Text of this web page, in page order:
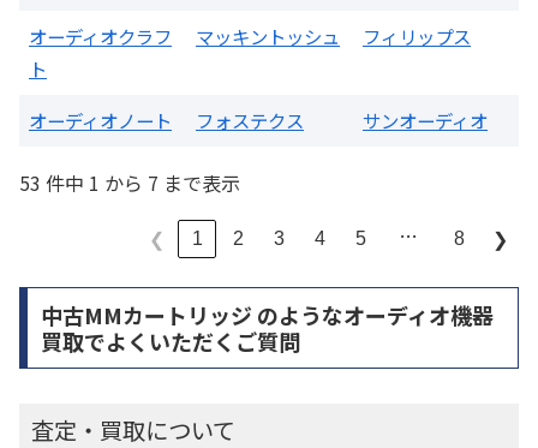
オーディオクラフ
ト
マッキントッシュ フィリップス
オーディオノート フォステクス サンオーディオ
53 件中 1 から 7 まで表示
❮ 1 2 3 4 5 … 8 ❯
中古MMカートリッジ のようなオーディオ機器
買取でよくいただくご質問
査定・買取について